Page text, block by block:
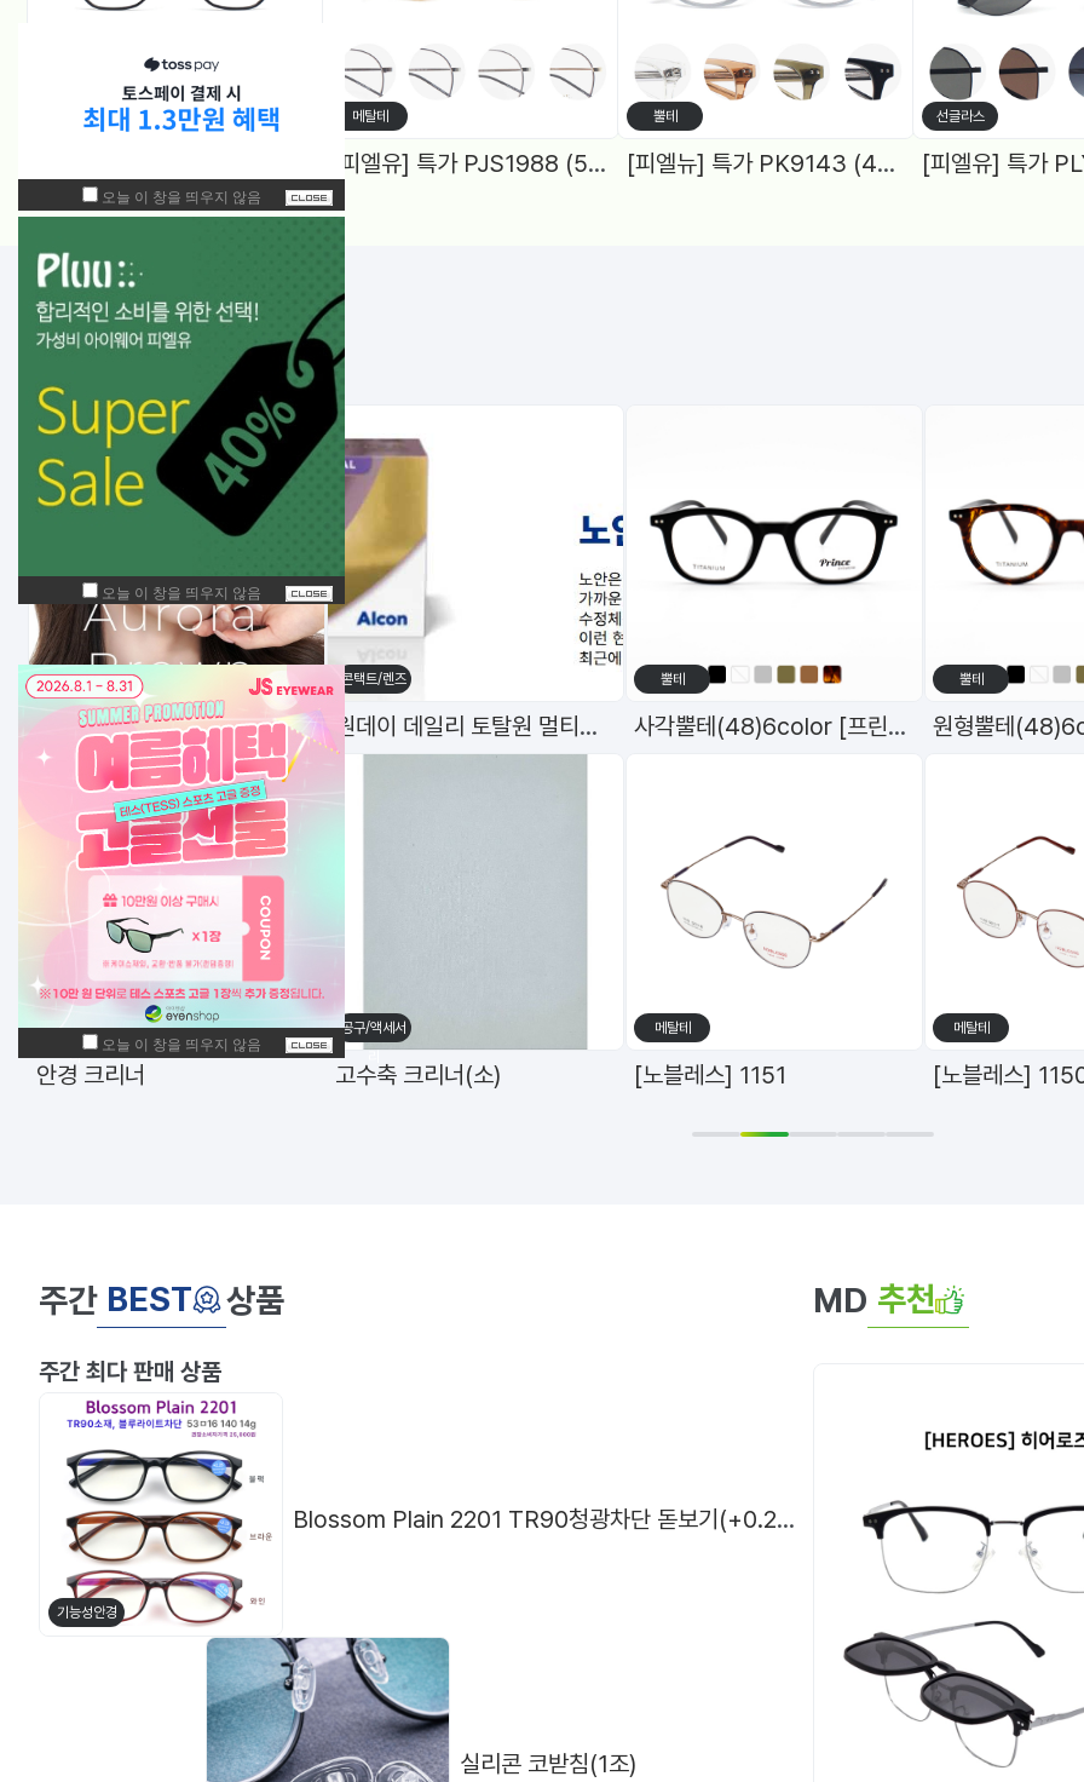
뿔테 메탈테
[피엘유] 특가 PJS1988 (50) 메탈원형, 블루라이트 차단렌즈 2Color
뿔테
[피엘뉴] 특가 PK9143 (48) 여성원형, 블루라이트차단 렌즈, 5Color
선글라스
입고된 상품 NEW!
메탈테
[로세티] 8410
선글라스
[로세티] 026-333
수입/하우스
함부르크디자인 티타늄 안경테 h-1059 C7 49mm
수입/하우스
수입/하우스
브랜드
수입/하우스
수입/하우스
수입/하우스
1 2 3 4 5
주간 BEST 상품
주간 최다 판매 상품
기능성안경
Blossom Plain 2201 TR90청광차단 돋보기(+0.25단위) 14g
실리콘 코받침(1조)
MD 추천